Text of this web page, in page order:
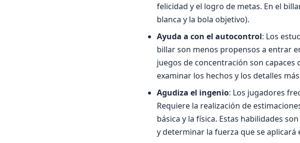
felicidad y el logro de metas. En el
blanca y la bola objetivo).
Ayuda a con el autocontrol: Los
billar son menos propensos a entrar
juegos de concentración son capaces
examinar los hechos y los detalles
Agudiza el ingenio: Los jugadores
Requiere la realización de
básica y la física. Estas habilidades
y determinar la fuerza que se aplicará